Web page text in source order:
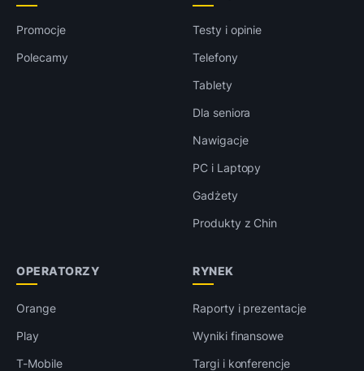
Promocje
Polecamy
Testy i opinie
Telefony
Tablety
Dla seniora
Nawigacje
PC i Laptopy
Gadżety
Produkty z Chin
OPERATORZY
Orange
Play
T-Mobile
RYNEK
Raporty i prezentacje
Wyniki finansowe
Targi i konferencje